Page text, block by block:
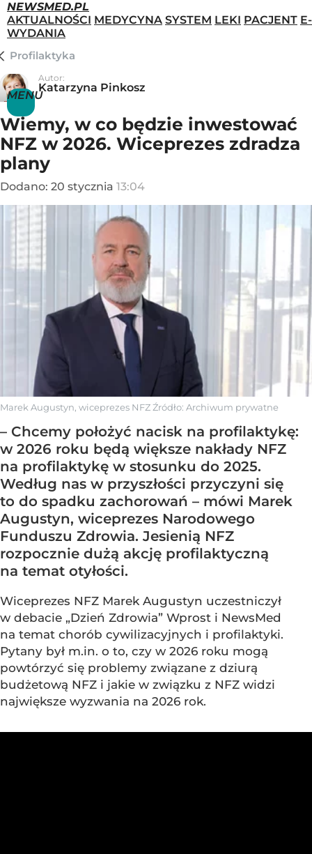
NEWSMED.PL
AKTUALNOŚCI MEDYCYNA SYSTEM LEKI PACJENT E-
WYDANIA
MENU
Profilaktyka
Autor:
Katarzyna Pinkosz
Wiemy, w co będzie inwestować
NFZ w 2026. Wiceprezes zdradza
plany
Dodano: 20 stycznia 13:04
Marek Augustyn, wiceprezes NFZŹródło: Archiwum prywatne
– Chcemy położyć nacisk na profilaktykę:
w 2026 roku będą większe nakłady NFZ
na profilaktykę w stosunku do 2025.
Według nas w przyszłości przyczyni się
to do spadku zachorowań – mówi Marek
Augustyn, wiceprezes Narodowego
Funduszu Zdrowia. Jesienią NFZ
rozpocznie dużą akcję profilaktyczną
na temat otyłości.
Wiceprezes NFZ Marek Augustyn uczestniczył
w debacie „Dzień Zdrowia” Wprost i NewsMed
na temat chorób cywilizacyjnych i profilaktyki.
Pytany był m.in. o to, czy w 2026 roku mogą
powtórzyć się problemy związane z dziurą
budżetową NFZ i jakie w związku z NFZ widzi
największe wyzwania na 2026 rok.